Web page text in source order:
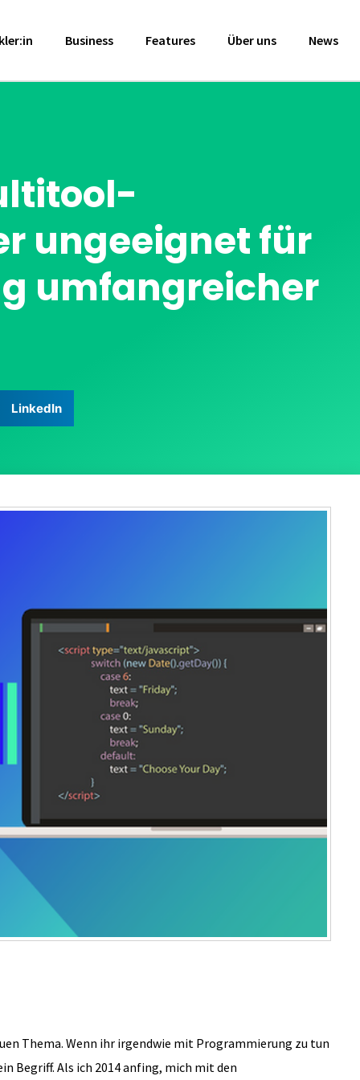
Business Features Über uns News
ungeeignet für
umfangreicher
LinkedIn
Thema. Wenn ihr irgendwie mit Programmierung zu tun
Begriff. Als ich 2014 anfing, mich mit den